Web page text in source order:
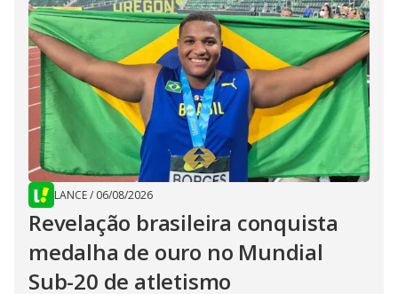
LANCE/ 06/08/2026
Revelação brasileira conquista
medalha de ouro no Mundial
Sub-20 de atletismo